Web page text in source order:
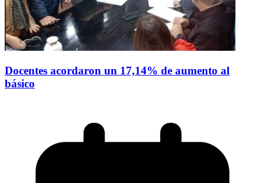
Docentes acordaron un 17,14% de aumento al
básico